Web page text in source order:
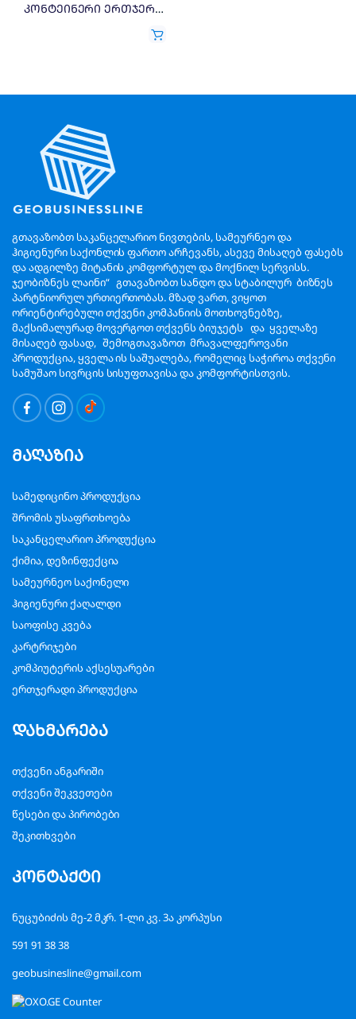
კონტეინერი ერთჯერადი 2000გრ 1=100X0.3
გთავაზობთ საკანცელარიო ნივთების, სამეურნეო და
ჰიგიენური საქონლის ფართო არჩევანს, ასევე მისაღებ ფასებს
და ადგილზე მიტანის კომფორტულ და მოქნილ სერვისს.
ჯეობიზნეს ლაინი“ გთავაზობთ სანდო და სტაბილურ ბიზნეს
პარტნიორულ ურთიერთობას. მზად ვართ, ვიყოთ
ორიენტირებული თქვენი კომპანიის მოთხოვნებზე,
მაქსიმალურად მოვერგოთ თქვენს ბიუჯეტს და ყველაზე
მისაღებ ფასად, შემოგთავაზოთ მრავალფეროვანი
პროდუქცია, ყველა ის საშუალება, რომელიც საჭიროა თქვენი
სამუშაო სივრცის სისუფთავისა და კომფორტისთვის.
მაღაზია
სამედიცინო პროდუქცია
შრომის უსაფრთხოება
საკანცელარიო პროდუქცია
ქიმია, დეზინფექცია
სამეურნეო საქონელი
ჰიგიენური ქაღალდი
საოფისე კვება
კარტრიჯები
კომპიუტერის აქსესუარები
ერთჯერადი პროდუქცია
დახმარება
თქვენი ანგარიში
თქვენი შეკვეთები
წესები და პირობები
შეკითხვები
კონტაქტი
ნუცუბიძის მე-2 მკრ. 1-ლი კვ. 3ა კორპუსი
591 91 38 38
geobusinesline@gmail.com